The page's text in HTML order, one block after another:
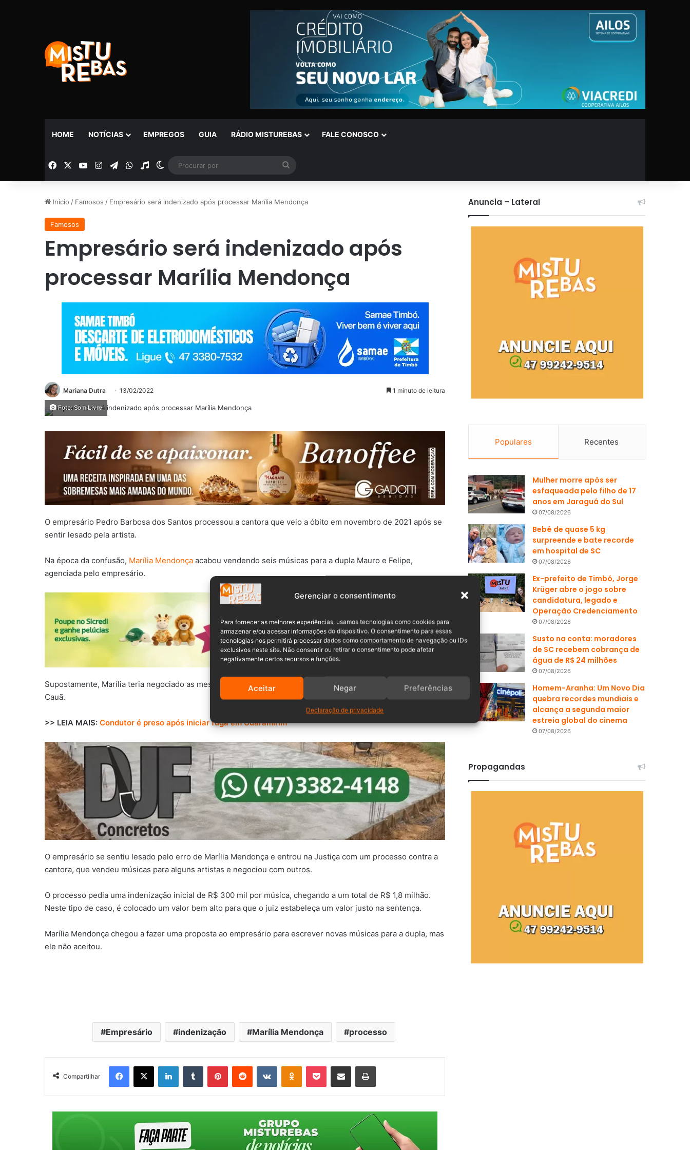
Gerenciar o consentimento
Para fornecer as melhores experiências, usamos tecnologias como cookies para
armazenar e/ou acessar informações do dispositivo. O consentimento para essas
tecnologias nos permitirá processar dados como comportamento de navegação ou IDs
exclusivos neste site. Não consentir ou retirar o consentimento pode afetar
negativamente certos recursos e funções.
Aceitar Negar Preferências
Declaração de privacidade
HOME NOTÍCIAS EMPREGOS GUIA RÁDIO MISTUREBAS FALE CONOSCO
Facebook YouTubeInstagramTelegramWhatsApp
Rádio Switch skin
por
Início / Famosos / Empresário será indenizado após processar Marília Mendonça
Famosos
Empresário será indenizado após
processar Marília Mendonça
Mariana Dutra 13/02/2022 1 minuto de leitura
Foto: Som Livre
O empresário Pedro Barbosa dos Santos processou a cantora que veio a óbito em novembro de 2021 após se
sentir lesado pela artista.
Na época da confusão, Marília Mendonça acabou vendendo seis músicas para a dupla Mauro e Felipe,
agenciada pelo empresário.
Supostamente, Marília teria negociado as mesmas canções com outros nomes, como Lucas Lucco e Cléber e
Cauã.
>> LEIA MAIS: Condutor é preso após iniciar fuga em Guaramirim
O empresário se sentiu lesado pelo erro de Marília Mendonça e entrou na Justiça com um processo contra a
cantora, que vendeu músicas para alguns artistas e negociou com outros.
O processo pedia uma indenização inicial de R$ 300 mil por música, chegando a um total de R$ 1,8 milhão.
Neste tipo de caso, é colocado um valor bem alto para que o juiz estabeleça um valor justo na sentença.
Marília Mendonça chegou a fazer uma proposta ao empresário para escrever novas músicas para a dupla, mas
ele não aceitou.
Empresário indenização Marília Mendonça processo
Compartilhar
Anuncia – Lateral
Populares Recentes
Mulher morre após ser
esfaqueada pelo filho de 17
anos em Jaraguá do Sul
07/08/2026
Bebê de quase 5 kg
surpreende e bate recorde
em hospital de SC
07/08/2026
Ex-prefeito de Timbó, Jorge
Krüger abre o jogo sobre
candidatura, legado e
Operação Credenciamento
07/08/2026
Susto na conta: moradores
de SC recebem cobrança de
água de R$ 24 milhões
07/08/2026
Homem-Aranha: Um Novo Dia
quebra recordes mundiais e
alcança a segunda maior
estreia global do cinema
07/08/2026
Propagandas